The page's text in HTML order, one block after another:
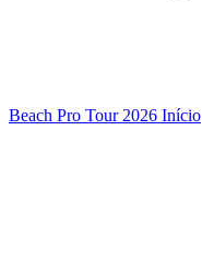
Beach Pro Tour 2026 Início